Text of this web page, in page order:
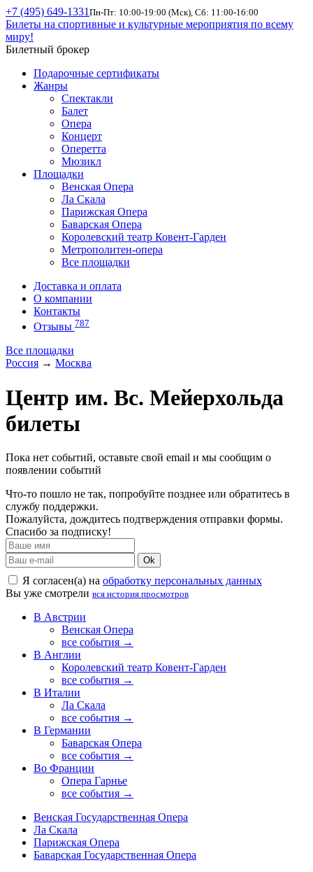
+7 (495) 649-1331 Пн-Пт: 10:00-19:00 (Мск), Сб: 11:00-16:00
Билеты на спортивные и культурные мероприятия по всему
миру!
Билетный брокер
Подарочные сертификаты
Жанры
Спектакли
Балет
Опера
Концерт
Оперетта
Мюзикл
Площадки
Венская Опера
Ла Скала
Парижская Опера
Баварская Опера
Королевский театр Ковент-Гарден
Метрополитен-опера
Все площадки
Доставка и оплата
О компании
Контакты
Отзывы 787
Все площадки
Россия → Москва
Центр им. Вс. Мейерхольда
билеты
Пока нет событий, оставьте свой email и мы сообщим о
появлении событий
Что-то пошло не так, попробуйте позднее или обратитесь в
службу поддержки.
Пожалуйста, дождитесь подтверждения отправки формы.
Спасибо за подписку!
Ok
Я согласен(а) на обработку персональных данных
Вы уже смотрели вся история просмотров
В Австрии
Венская Опера
все события →
В Англии
Королевский театр Ковент-Гарден
все события →
В Италии
Ла Скала
все события →
В Германии
Баварская Опера
все события →
Во Франции
Опера Гарнье
все события →
Венская Государственная Опера
Ла Скала
Парижская Опера
Баварская Государственная Опера